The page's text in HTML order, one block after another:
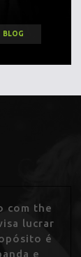
BLOG
com the
lucrar
é
e